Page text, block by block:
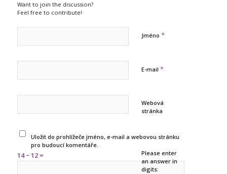
Want to join the discussion?
Feel free to contribute!
Jméno *
E-mail *
Webová
stránka
Uložit do prohlížeče jméno, e-mail a webovou stránku
pro budoucí komentáře.
Please enter
an answer in
digits:
14 − 12 =